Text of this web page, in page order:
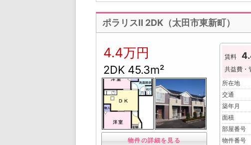
ポラリスⅡ 2DK（太田市東新町）
4.4万円
2DK 45.3m²
物件の詳細を見る
賃料
共益費・
所在地
交通
築年月
面積
部屋番号
物件番号